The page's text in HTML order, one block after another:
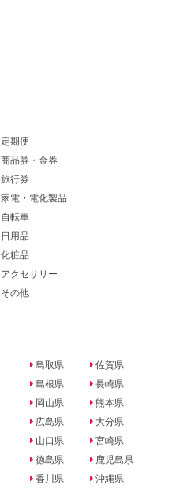
定期便
商品券・金券
旅行券
家電・電化製品
自転車
日用品
化粧品
アクセサリー
その他
鳥取県
島根県
岡山県
広島県
山口県
徳島県
香川県
佐賀県
長崎県
熊本県
大分県
宮崎県
鹿児島県
沖縄県